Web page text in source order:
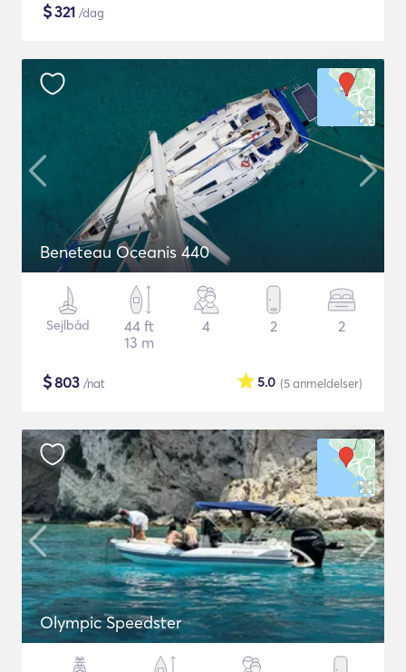
$321 /dag
Beneteau Oceanis 440
Sejlbåd
44 ft
13 m
4 2 2
$803 /nat (5anmeldelser)
5.0
Olympic Speedster